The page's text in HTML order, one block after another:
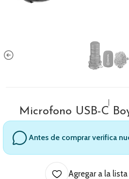
Microfono USB-C
Antes de comprar verifica
Agregar a la